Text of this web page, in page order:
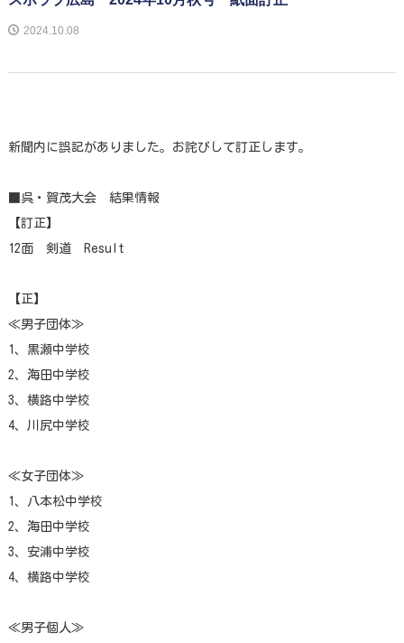
2024.10.08
新聞内に誤記がありました。お詫びして訂正します。
■呉・賀茂大会 結果情報
【訂正】
12面 剣道 Result
【正】
≪男子団体≫
1、黒瀬中学校
2、海田中学校
3、横路中学校
4、川尻中学校
≪女子団体≫
1、八本松中学校
2、海田中学校
3、安浦中学校
4、横路中学校
≪男子個人≫